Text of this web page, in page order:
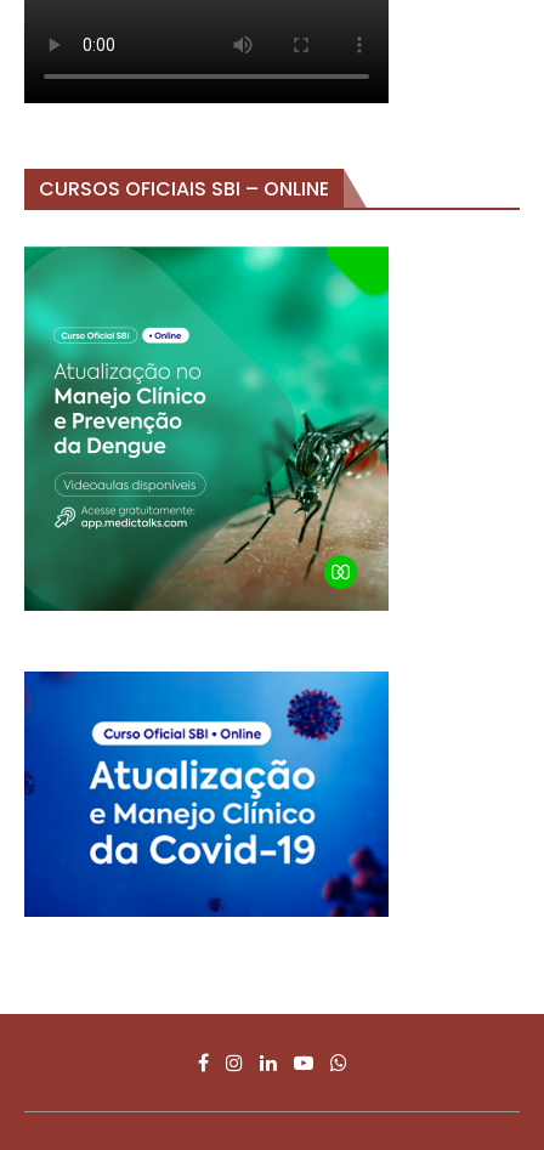
CURSOS OFICIAIS SBI – ONLINE